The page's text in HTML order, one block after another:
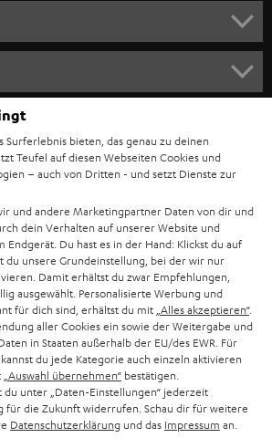
bieten, das genau zu deinen
Teufel auf diesen Webseiten Cookies und
– auch von Dritten - und setzt Dienste zur
und andere Marketingpartner Daten von dir und
dein Verhalten auf unserer Website und
Du hast es in der Hand: Klickst du auf
du unsere Grundeinstellung, bei der wir nur
Damit erhältst du zwar Empfehlungen,
ausgewählt. Personalisierte Werbung und
für dich sind, erhältst du mit „Alles akzeptieren“.
aller Cookies ein sowie der Weitergabe und
in Staaten außerhalb der EU/des EWR. Für
du jede Kategorie auch einzeln aktivieren
„Auswahl übernehmen“ bestätigen.
unter „Daten-Einstellungen“ jederzeit
für die Zukunft widerrufen. Schau dir für weitere
Datenschutzerklärung und das Impressum an.